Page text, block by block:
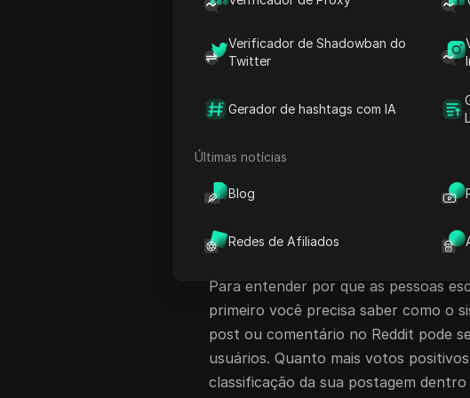
Verificador de Shadowban do
Twitter
Gerador de hashtags com IA
Últimas notícias
Blog
Redes de Afiliados
e atrair engajamento real. Por
e viu seu post subir para o topo de
maneira certa - quais sites são
aumentar sua presença no Reddit
O que são upvotes do
importantes?
Para entender por que as pessoas
primeiro você precisa saber como o
post ou comentário no Reddit pode
usuários. Quanto mais votos
classificação da sua postagem